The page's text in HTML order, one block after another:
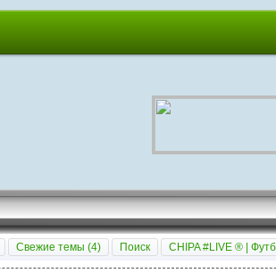
Свежие темы (4) Поиск CHIPA #LIVE ® |